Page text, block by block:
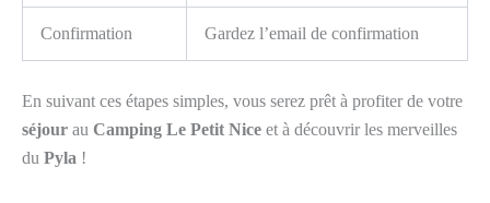
Confirmation Gardez l’email de confirmation
En suivant ces étapes simples, vous serez prêt à profiter de votre
séjour au Camping Le Petit Nice et à découvrir les merveilles
du Pyla !